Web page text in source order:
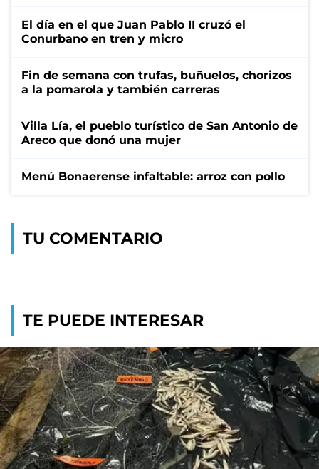
El día en el que Juan Pablo II cruzó el
Conurbano en tren y micro
Fin de semana con trufas, buñuelos, chorizos
a la pomarola y también carreras
Villa Lía, el pueblo turístico de San Antonio de
Areco que donó una mujer
Menú Bonaerense infaltable: arroz con pollo
TU COMENTARIO
TE PUEDE INTERESAR